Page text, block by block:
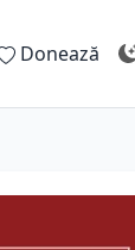
Donează